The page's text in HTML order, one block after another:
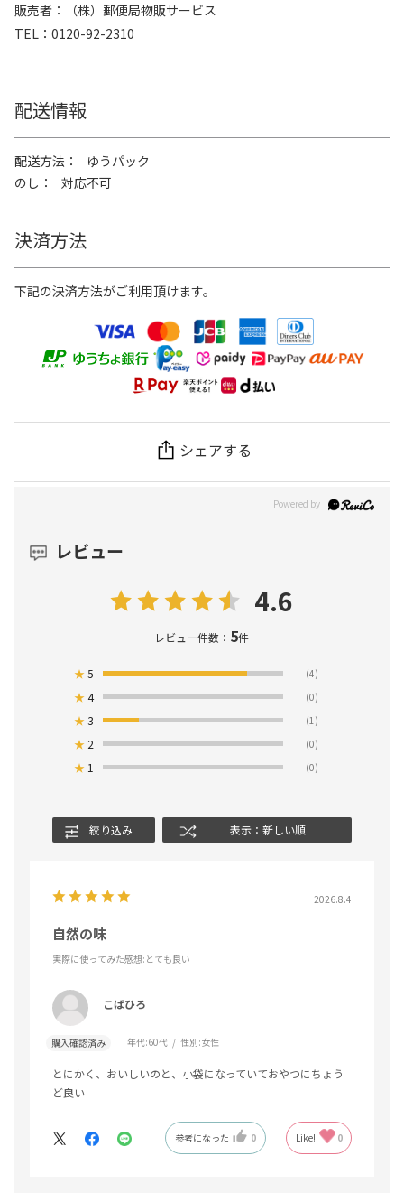
販売者
（株）郵便局物販サービス
TEL
0120-92-2310
配送情報
配送方法
ゆうパック
のし
対応不可
決済方法
下記の決済方法がご利用頂けます。
シェアする
レビュー
4.6
レビュー件数： 5件
★5 (4)
★4 (0)
★3 (1)
★ 2 (0)
★ 1 (0)
絞り込み 表示：新しい順
2026.8.4
自然の味
実際に使ってみた感想:とても良い
こばひろ
購入確認済み 年代:60代 性別:女性
とにかく、おいしいのと、小袋になっていておやつにちょう
ど良い
参考になった 0 Like! 0